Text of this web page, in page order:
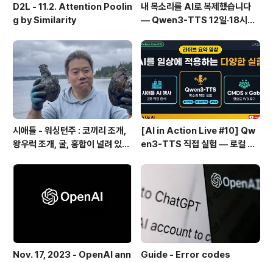
D2L - 11.2. Attention Poolin
g by Similarity
내 목소리를 AI로 복제했습니다
— Qwen3-TTS 12일·18시간
시애틀 - 워싱턴주 : 코끼리 조개,
왕우럭 조개, 굴, 홍합이 널려 있는
[AI in Action Live #10] Qw
en3-TTS 직접 실험 — 로컬 설
Nov. 17, 2023 - OpenAI ann Guide - Error codes